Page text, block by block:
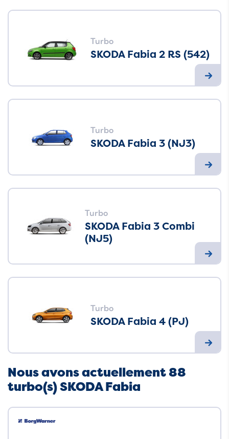
Turbo
SKODA Fabia 2 RS (542)
Turbo
SKODA Fabia 3 (NJ3)
Turbo
SKODA Fabia 3 Combi
(NJ5)
Turbo
SKODA Fabia 4 (PJ)
Nous avons actuellement 88
turbo(s) SKODA Fabia